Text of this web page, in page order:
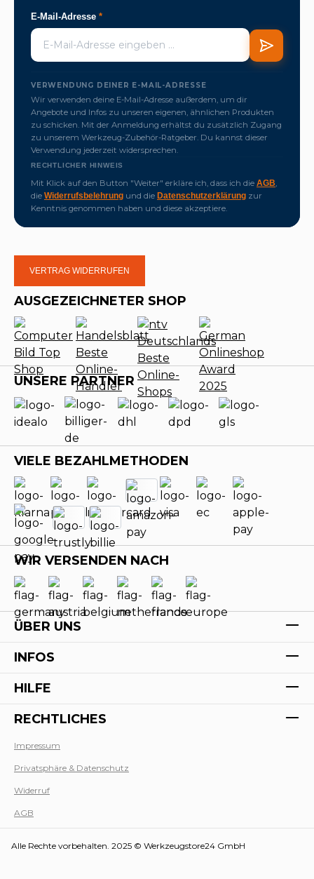
E-Mail-Adresse *
VERWENDUNG DEINER E-MAIL-ADRESSE
Wir verwenden deine E-Mail-Adresse außerdem, um dir
Angebote und Infos zu unseren eigenen, ähnlichen Produkten
zu schicken. Mit der Anmeldung erhältst du zusätzlich Zugang
zu unserem Werkzeug-Zubehör-Ratgeber. Du kannst dieser
Verwendung jederzeit widersprechen.
RECHTLICHER HINWEIS
Mit Klick auf den Button "Weiter" erkläre ich, dass ich die AGB,
die Widerrufsbelehrung und die Datenschutzerklärung zur
Kenntnis genommen haben und diese akzeptiere.
VERTRAG WIDERRUFEN
AUSGEZEICHNETER SHOP
UNSERE PARTNER
VIELE BEZAHLMETHODEN
WIR VERSENDEN NACH
ÜBER UNS
INFOS
HILFE
RECHTLICHES
Impressum
Privatsphäre & Datenschutz
Widerruf
AGB
Alle Rechte vorbehalten. 2025 © Werkzeugstore24 GmbH